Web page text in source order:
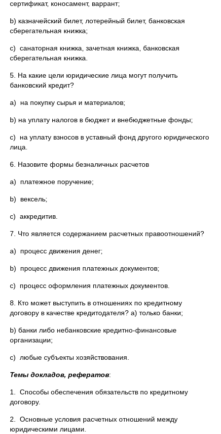
сертификат, коносамент, варрант;
b) казначейский билет, лотерейный билет, банковская
сберегательная книжка;
c) санаторная книжка, зачетная книжка, банковская
сберегательная книжка.
5. На какие цели юридические лица могут получить
банковский кредит?
a) на покупку сырья и материалов;
b) на уплату налогов в бюджет и внебюджетные фонды;
c) на уплату взносов в уставный фонд другого юридического
лица.
6. Назовите формы безналичных расчетов
a) платежное поручение;
b) вексель;
c) аккредитив.
7. Что является содержанием расчетных правоотношений?
a) процесс движения денег;
b) процесс движения платежных документов;
c) процесс оформления платежных документов.
8. Кто может выступить в отношениях по кредитному
договору в качестве кредитодателя? a) только банки;
b) банки либо небанковские кредитно-финансовые
организации;
c) любые субъекты хозяйствования.
Темы докладов, рефератов:
1. Способы обеспечения обязательств по кредитному
договору.
2. Основные условия расчетных отношений между
юридическими лицами.